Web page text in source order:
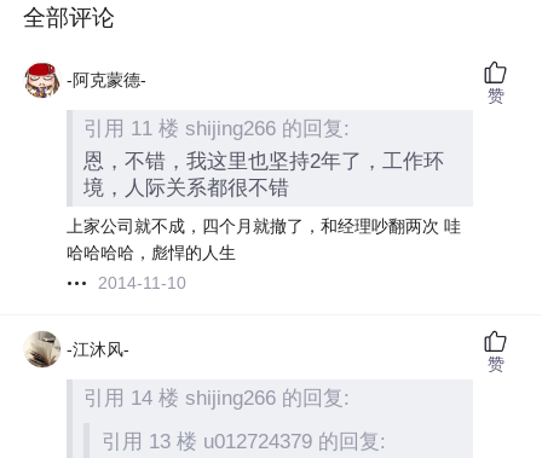
全部评论
-阿克蒙德-
引用 11 楼 shijing266 的回复:
恩，不错，我这里也坚持2年了，工作环
境，人际关系都很不错
上家公司就不成，四个月就撤了，和经理吵翻两次 哇
哈哈哈哈，彪悍的人生
2014-11-10
赞
-江沐风-
引用 14 楼 shijing266 的回复:
引用 13 楼 u012724379 的回复:
赞